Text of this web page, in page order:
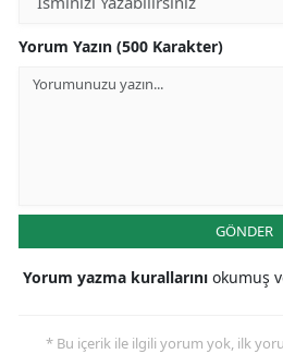
Yorum Yazın (500 Karakter)
GÖNDER
Yorum yazma kurallarını okumuş
* Bu içerik ile ilgili yorum yok, ilk